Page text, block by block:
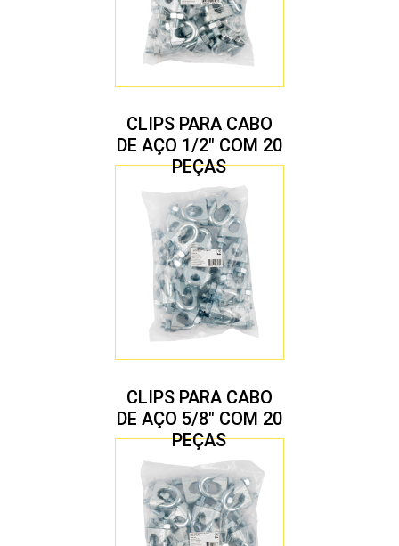
CLIPS PARA CABO
DE AÇO 1/2″ COM 20
PEÇAS
CLIPS PARA CABO
DE AÇO 5/8″ COM 20
PEÇAS